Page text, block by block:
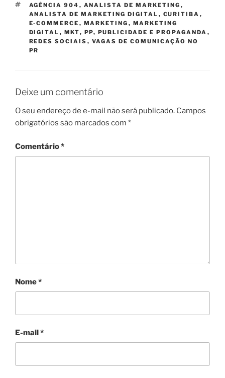
TAGS
AGÊNCIA 904 , ANALISTA DE MARKETING ,
ANALISTA DE MARKETING DIGITAL , CURITIBA ,
E-COMMERCE , MARKETING , MARKETING
DIGITAL , MKT, PP, PUBLICIDADE E PROPAGANDA ,
REDES SOCIAIS , VAGAS DE COMUNICAÇÃO NO
PR
Deixe um comentário
O seu endereço de e-mail não será publicado. Campos
obrigatórios são marcados com *
Comentário*
Nome*
E-mail*